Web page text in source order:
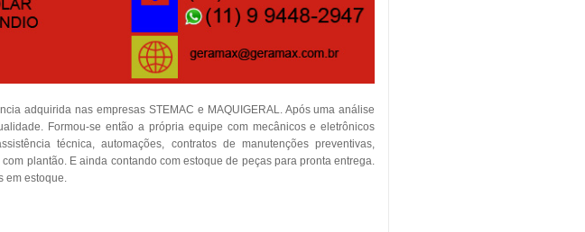
adquirida nas empresas STEMAC e MAQUIGERAL. Após uma análise
Formou-se então a própria equipe com mecânicos e eletrônicos
técnica, automações, contratos de manutenções preventivas,
plantão. E ainda contando com estoque de peças para pronta entrega.
estoque.